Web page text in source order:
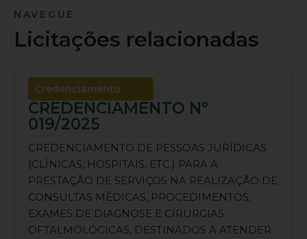
NAVEGUE
Licitações relacionadas
Credenciamento
CREDENCIAMENTO Nº
019/2025
CREDENCIAMENTO DE PESSOAS JURÍDICAS
(CLÍNICAS, HOSPITAIS, ETC.) PARA A
PRESTAÇÃO DE SERVIÇOS NA REALIZAÇÃO DE
CONSULTAS MÉDICAS, PROCEDIMENTOS,
EXAMES DE DIAGNOSE E CIRURGIAS
OFTALMOLÓGICAS, DESTINADOS A ATENDER